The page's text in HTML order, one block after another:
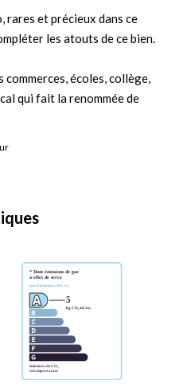
rares et précieux dans ce
les atouts de ce bien.
écoles, collège,
qui fait la renommée de